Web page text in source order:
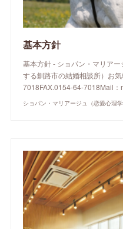
基本方針
基本方針 - ショパン・マリア
する釧路市の結婚相談所）お
7018FAX.0154-64-7018Mail：